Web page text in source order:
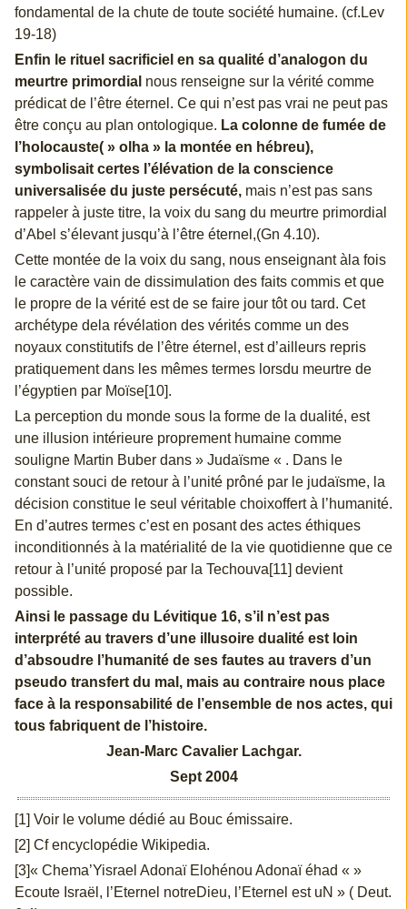
fondamental de la chute de toute société humaine. (cf.Lev
19-18)
Enfin le rituel sacrificiel en sa qualité d’analogon du
meurtre primordial nous renseigne sur la vérité comme
prédicat de l’être éternel. Ce qui n’est pas vrai ne peut pas
être conçu au plan ontologique. La colonne de fumée de
l’holocauste( » olha » la montée en hébreu),
symbolisait certes l’élévation de la conscience
universalisée du juste persécuté,mais n’est pas sans
rappeler à juste titre, la voix du sang du meurtre primordial
d’Abel s’élevant jusqu’à l’être éternel,(Gn 4.10).
Cette montée de la voix du sang, nous enseignant àla fois
le caractère vain de dissimulation des faits commis et que
le propre de la vérité est de se faire jour tôt ou tard. Cet
archétype dela révélation des vérités comme un des
noyaux constitutifs de l’être éternel, est d’ailleurs repris
pratiquement dans les mêmes termes lorsdu meurtre de
l’égyptien par Moïse[10].
La perception du monde sous la forme de la dualité, est
une illusion intérieure proprement humaine comme
souligne Martin Buber dans » Judaïsme « . Dans le
constant souci de retour à l’unité prôné par le judaïsme, la
décision constitue le seul véritable choixoffert à l’humanité.
En d’autres termes c’est en posant des actes éthiques
inconditionnés à la matérialité de la vie quotidienne que ce
retour à l’unité proposé par la Techouva[11] devient
possible.
Ainsi le passage du Lévitique 16, s’il n’est pas
interprété au travers d’une illusoire dualité est loin
d’absoudre l’humanité de ses fautes au travers d’un
pseudo transfert du mal, mais au contraire nous place
face à la responsabilité de l’ensemble de nos actes, qui
tous fabriquent de l’histoire.
Jean-Marc Cavalier Lachgar.
Sept 2004
[1] Voir le volume dédié au Bouc émissaire.
[2] Cf encyclopédie Wikipedia.
[3]« Chema’Yisrael Adonaï Elohénou Adonaï éhad « »
Ecoute Israël, l’Eternel notreDieu, l’Eternel est uN » ( Deut.